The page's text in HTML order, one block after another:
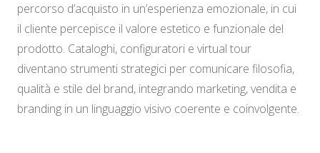
percorso d’acquisto in un’esperienza emozionale, in cui
il cliente percepisce il valore estetico e funzionale del
prodotto. Cataloghi, configuratori e virtual tour
diventano strumenti strategici per comunicare filosofia,
qualità e stile del brand, integrando marketing, vendita e
branding in un linguaggio visivo coerente e coinvolgente.